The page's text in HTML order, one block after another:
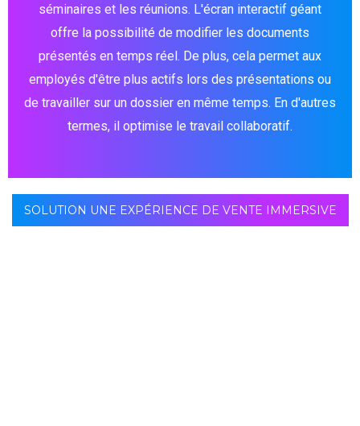
séminaires et les réunions. L'écran interactif géant
offre la possibilité de modifier les documents
présentés en temps réel. De plus, cela permet aux
employés d'être plus actifs lors des présentations ou
de travailler sur un dossier en même temps. En d'autres
termes, il optimise le travail collaboratif.
SOLUTION UNE EXPÉRIENCE DE VENTE IMMERSIVE